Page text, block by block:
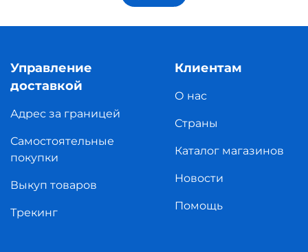
Управление
доставкой
Адрес за границей
Самостоятельные
покупки
Выкуп товаров
Трекинг
Клиентам
О нас
Страны
Каталог магазинов
Новости
Помощь